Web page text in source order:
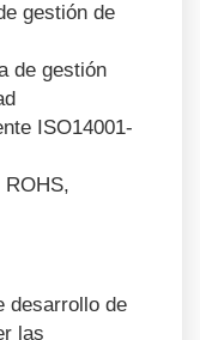
gestión de
de gestión
ISO14001-
ROHS,
desarrollo de
las